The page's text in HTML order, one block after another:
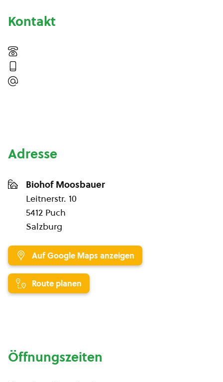
Kontakt
Adresse
Biohof Moosbauer
Leitnerstr. 10
5412 Puch
Salzburg
Auf Google Maps anzeigen
Route planen
Öffnungszeiten